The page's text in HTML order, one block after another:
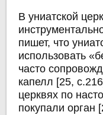
В униатской
пишет, что
использовать
часто
капелл [25,
церквях по
покупали орган